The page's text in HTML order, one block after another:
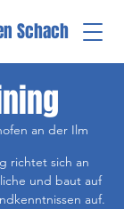
Schach
an der Ilm
richtet sich an
und baut auf
auf.